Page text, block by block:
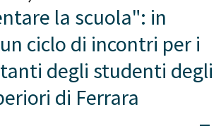
la scuola": in
ciclo di incontri per i
degli studenti degli
di Ferrara